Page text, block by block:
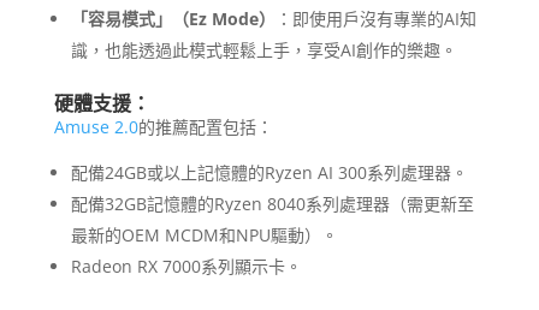
「容易模式」（Ez Mode）
：即使用戶沒有專業的AI知
識，也能透過此模式輕鬆上手，享受AI創作的樂趣。
硬體支援：
Amuse 2.0的推薦配置包括：
配備24GB或以上記憶體的Ryzen AI 300系列處理器。
配備32GB記憶體的Ryzen 8040系列處理器（需更新至
最新的OEM MCDM和NPU驅動）。
Radeon RX 7000系列顯示卡。